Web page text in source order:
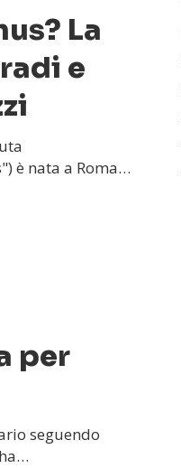
La
e
è nata a Roma…
per
seguendo